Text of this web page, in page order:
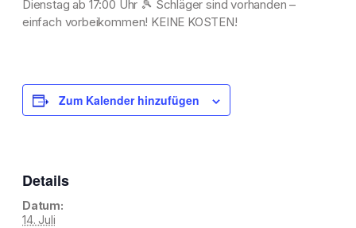
Dienstag ab 17:00 Uhr 🎾 Schläger sind vorhanden –
einfach vorbeikommen! KEINE KOSTEN!
Zum Kalender hinzufügen
Details
Datum:
14. Juli